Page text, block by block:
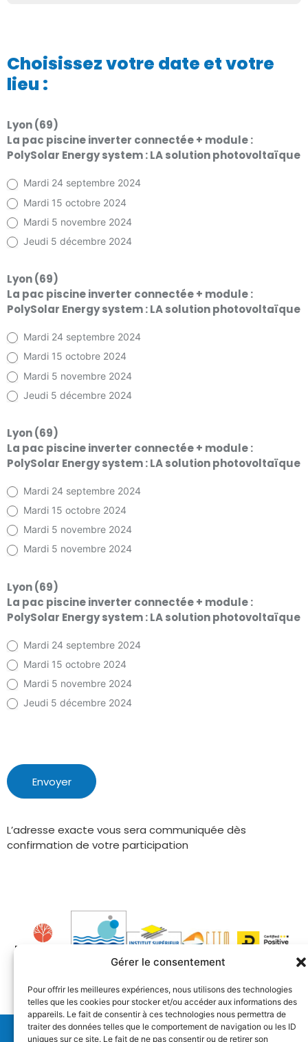
Gérer le consentement
Pour offrir les meilleures expériences, nous utilisons des technologies
telles que les cookies pour stocker et/ou accéder aux informations des
appareils. Le fait de consentir à ces technologies nous permettra de
traiter des données telles que le comportement de navigation ou les ID
uniques sur ce site. Le fait de ne pas consentir ou de retirer son
Choisissez votre date et votre
lieu :
Lyon (69)
La pac piscine inverter connectée + module :
PolySolar Energy system : LA solution photovoltaïque
Mardi 24 septembre 2024
Mardi 15 octobre 2024
Mardi 5 novembre 2024
Jeudi 5 décembre 2024
Lyon (69)
La pac piscine inverter connectée + module :
PolySolar Energy system : LA solution photovoltaïque
Mardi 24 septembre 2024
Mardi 15 octobre 2024
Mardi 5 novembre 2024
Jeudi 5 décembre 2024
Lyon (69)
La pac piscine inverter connectée + module :
PolySolar Energy system : LA solution photovoltaïque
Mardi 24 septembre 2024
Mardi 15 octobre 2024
Mardi 5 novembre 2024
Mardi 5 novembre 2024
Lyon (69)
La pac piscine inverter connectée + module :
PolySolar Energy system : LA solution photovoltaïque
Mardi 24 septembre 2024
Mardi 15 octobre 2024
Mardi 5 novembre 2024
Jeudi 5 décembre 2024
Envoyer
Alternative:
L’adresse exacte vous sera communiquée dès
confirmation de votre participation